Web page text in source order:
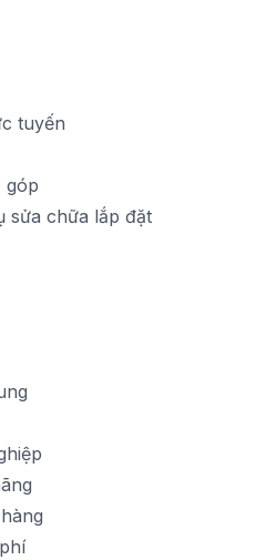
tuyến
góp
sửa chữa lắp đặt